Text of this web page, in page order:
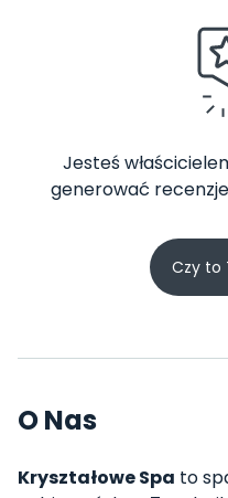
Jesteś
generować
Czy to
O Nas
Kryształowe Spa to